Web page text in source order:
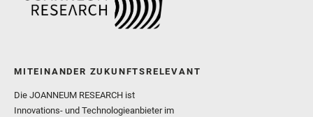
MITEINANDER ZUKUNFTSRELEVANT
Die JOANNEUM RESEARCH ist
Innovations- und Technologieanbieter im